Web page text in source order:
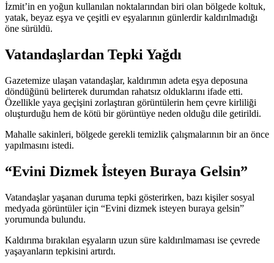
İzmit’in en yoğun kullanılan noktalarından biri olan bölgede koltuk,
yatak, beyaz eşya ve çeşitli ev eşyalarının günlerdir kaldırılmadığı
öne sürüldü.
Vatandaşlardan Tepki Yağdı
Gazetemize ulaşan vatandaşlar, kaldırımın adeta eşya deposuna
döndüğünü belirterek durumdan rahatsız olduklarını ifade etti.
Özellikle yaya geçişini zorlaştıran görüntülerin hem çevre kirliliği
oluşturduğu hem de kötü bir görüntüye neden olduğu dile getirildi.
Mahalle sakinleri, bölgede gerekli temizlik çalışmalarının bir an önce
yapılmasını istedi.
“Evini Dizmek İsteyen Buraya Gelsin”
Vatandaşlar yaşanan duruma tepki gösterirken, bazı kişiler sosyal
medyada görüntüler için “Evini dizmek isteyen buraya gelsin”
yorumunda bulundu.
Kaldırıma bırakılan eşyaların uzun süre kaldırılmaması ise çevrede
yaşayanların tepkisini artırdı.